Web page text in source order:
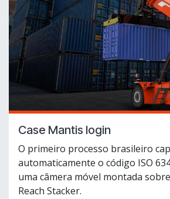
Case Mantis login
O primeiro processo brasileiro
automaticamente o código ISO
uma câmera móvel montada
Reach Stacker.